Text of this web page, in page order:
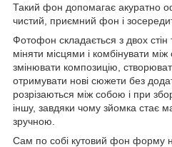
Такий фон допомагає акуратно
чистий, приємний фон і
Фотофон складається з двох стін
міняти місцями і комбінувати
змінювати композицію,
отримувати нові сюжети без
розрізаються між собою і при
іншу, завдяки чому зйомка стає
зручною.
Сам по собі кутовий фон форму